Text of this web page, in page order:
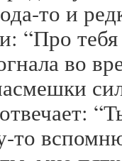
то и
“Про
во
то